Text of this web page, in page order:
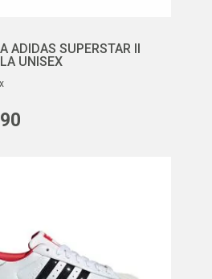
ADIDAS SUPERSTAR II
UNISEX